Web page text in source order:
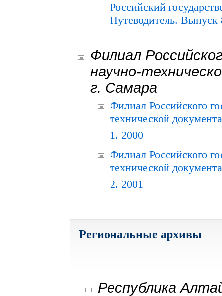
Российский
Путеводитель. Выпуск
Филиал
научно-
г. Самара
Филиал Российского
технической
1. 2000
Филиал Российского
технической
2. 2001
Региональные архивы
Республика